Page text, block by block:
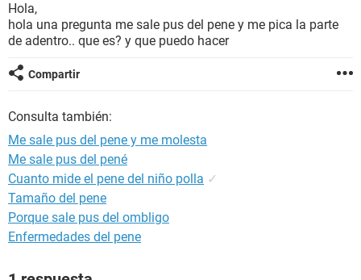
BIENESTAR
Hola,
hola una pregunta me sale pus del pene y me pica la parte
de adentro.. que es? y que puedo hacer
Compartir
Consulta también:
Me sale pus del pene y me molesta
Me sale pus del pené
Cuanto mide el pene del niño polla ✓
Tamaño del pene
Porque sale pus del ombligo
Enfermedades del pene